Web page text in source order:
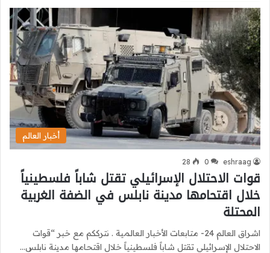
أخبار العالم
eshraag
0
28
قوات الاحتلال الإسرائيلي تقتل شاباً فلسطينياً
خلال اقتحامها مدينة نابلس في الضفة الغربية
المحتلة
اشراق العالم 24- متابعات الأخبار العالمية . نترككم مع خبر “قوات
الاحتلال الإسرائيلي تقتل شاباً فلسطينياً خلال اقتحامها مدينة نابلس…